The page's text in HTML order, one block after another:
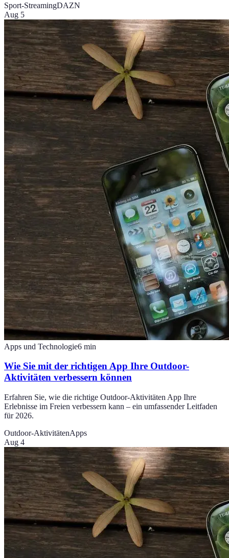
Sport-StreamingDAZN
Aug 5
Apps und Technologie6 min
Wie Sie mit der richtigen App Ihre Outdoor-
Aktivitäten verbessern können
Erfahren Sie, wie die richtige Outdoor-Aktivitäten App Ihre
Erlebnisse im Freien verbessern kann – ein umfassender Leitfaden
für 2026.
Outdoor-AktivitätenApps
Aug 4